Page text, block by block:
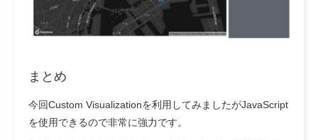
まとめ
今回Custom Visualizationを利用してみましたがJavaScript
を使用できるので非常に強力です。